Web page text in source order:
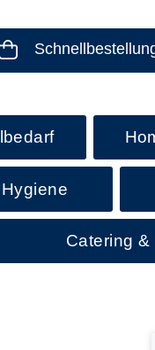
Catering &